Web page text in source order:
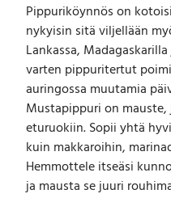
i
k
o
k
o
a
i
n
e
n
Pippuriköynnös on
nykyisin sitä viljellään
Lankassa,
varten pippuritertut
auringossa muutamia
Mustapippuri on
eturuokiin. Sopii yhtä
kuin makkaroihin,
Hemmottele itseäsi
ja mausta se juuri